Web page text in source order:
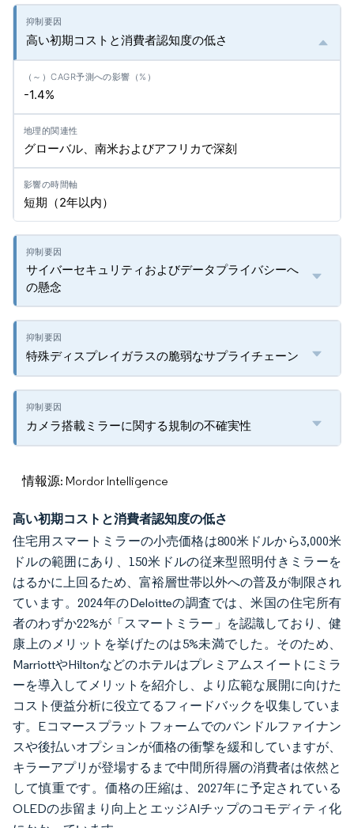
高い初期コストと消費者認知度の低さ
-1.4%
グローバル、南米およびアフリカで深刻
短期（2年以内）
サイバーセキュリティおよびデータプライバシーへ
の懸念
特殊ディスプレイガラスの脆弱なサプライチェーン
カメラ搭載ミラーに関する規制の不確実性
情報源: Mordor Intelligence
高い初期コストと消費者認知度の低さ
住宅用スマートミラーの小売価格は800米ドルから3,000米
ドルの範囲にあり、150米ドルの従来型照明付きミラーを
はるかに上回るため、富裕層世帯以外への普及が制限され
ています。2024年のDeloitteの調査では、米国の住宅所有
者のわずか22%が「スマートミラー」を認識しており、健
康上のメリットを挙げたのは5%未満でした。そのため、
MarriottやHiltonなどのホテルはプレミアムスイートにミラ
ーを導入してメリットを紹介し、より広範な展開に向けた
コスト便益分析に役立てるフィードバックを収集していま
す。Eコマースプラットフォームでのバンドルファイナン
スや後払いオプションが価格の衝撃を緩和していますが、
キラーアプリが登場するまで中間所得層の消費者は依然と
して慎重です。価格の圧縮は、2027年に予定されている
OLEDの歩留まり向上とエッジAIチップのコモディティ化